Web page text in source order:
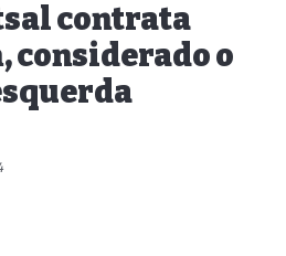
contrata
considerado o